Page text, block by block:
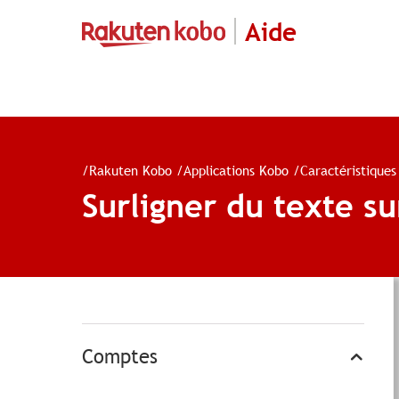
Aide
/Rakuten Kobo /Applications Kobo /Caractéristiques
Surligner du texte
Comptes